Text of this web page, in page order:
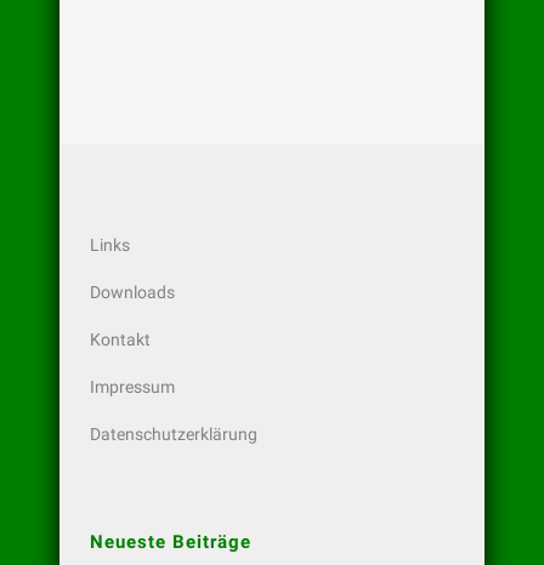
Links
Downloads
Kontakt
Impressum
Datenschutzerklärung
Neueste Beiträge